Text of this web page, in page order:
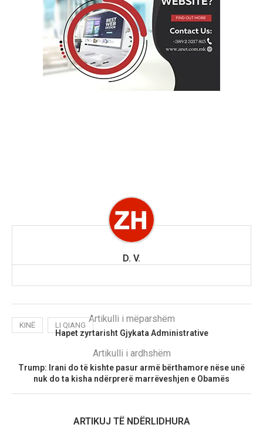
KINË LI QIANG
D. V.
Artikulli i mëparshëm
Hapet zyrtarisht Gjykata Administrative
Artikulli i ardhshëm
Trump: Irani do të kishte pasur armë bërthamore nëse unë
nuk do ta kisha ndërprerë marrëveshjen e Obamës
ARTIKUJ TË NDËRLIDHURA